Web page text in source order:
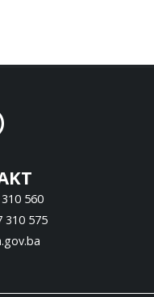
560
310 575